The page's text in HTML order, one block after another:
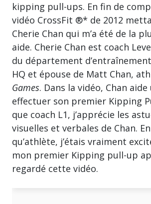
kipping pull-ups. En fin de
vidéo CrossFit ®* de 2012
Cherie Chan qui m’a été de la
aide. Cherie Chan est coach
du département
HQ et épouse de Matt Chan,
Games. Dans la vidéo, Chan
effectuer son premier Kipping
que coach L1, j’apprécie les
visuelles et verbales de Chan.
qu’athlète, j’étais vraiment
mon premier Kipping pull-up
regardé cette vidéo.